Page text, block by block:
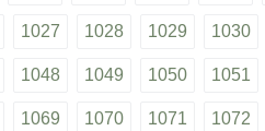
1027 1028 1029 1030
1048 1049 1050 1051
1069 1070 1071 1072